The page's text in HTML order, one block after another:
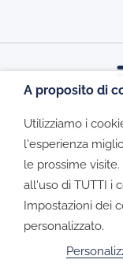
©2026 -
A proposito di
Utilizziamo i
l'esperienza
le prossime
all'uso di TUTTI i
Impostazioni dei
personalizzato.